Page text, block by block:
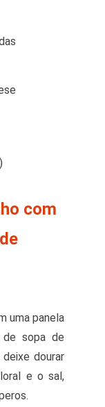
com
uma panela
de sopa de
dourar
e o sal,